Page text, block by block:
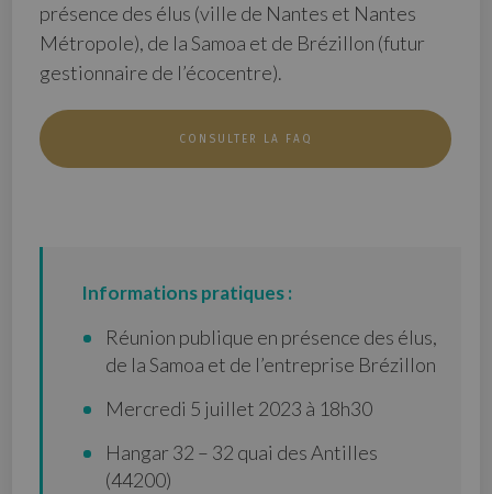
présence des élus (ville de Nantes et Nantes
Métropole), de la Samoa et de Brézillon (futur
gestionnaire de l’écocentre).
CONSULTER LA FAQ
Informations pratiques :
Réunion publique en présence des élus,
de la Samoa et de l’entreprise Brézillon
Mercredi 5 juillet 2023 à 18h30
Hangar 32 – 32 quai des Antilles
(44200)